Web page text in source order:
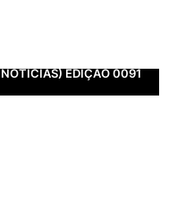
NOTÍCIAS) EDIÇÃO 0091